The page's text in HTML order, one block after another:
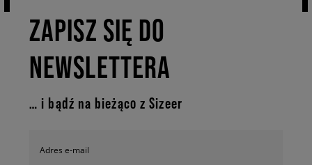
ZAPISZ SIĘ DO
NEWSLETTERA
… i bądź na bieżąco z Sizeer
Adres e-mail